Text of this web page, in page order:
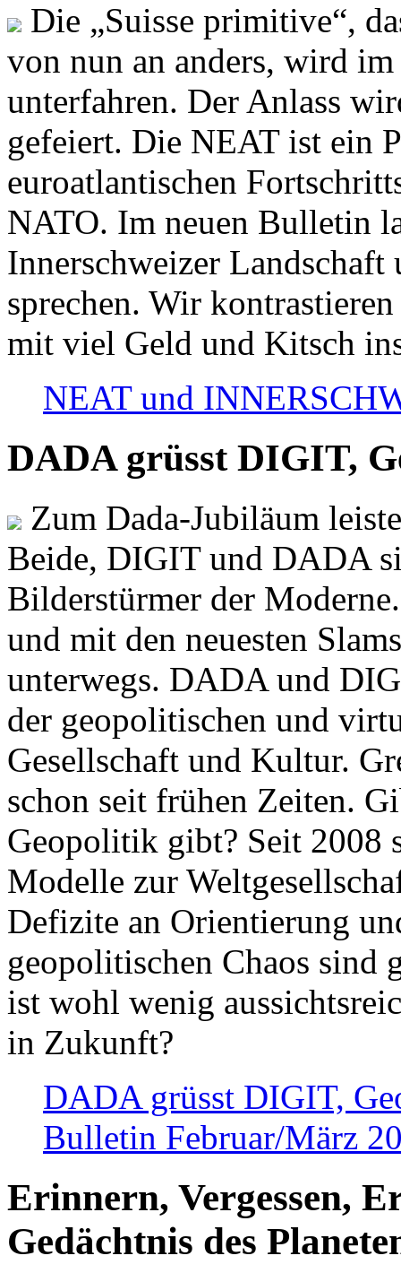
Die „Suisse primitive“,
von nun an anders, wird
unterfahren. Der Anlass
gefeiert. Die NEAT ist ein
euroatlantischen
NATO. Im neuen Bulletin
Innerschweizer
sprechen. Wir
mit viel Geld und Kitsch
NEAT und
DADA grüsst DIGIT,
Zum Dada-Jubiläum
Beide, DIGIT und DADA
Bilderstürmer der
und mit den neuesten
unterwegs. DADA und
der geopolitischen und
Gesellschaft und Kultur.
schon seit frühen Zeiten.
Geopolitik gibt? Seit 2008
Modelle zur
Defizite an Orientierung
geopolitischen Chaos sind
ist wohl wenig
in Zukunft?
DADA grüsst DIGIT,
Bulletin Februar/März
Erinnern, Vergessen,
Gedächtnis des